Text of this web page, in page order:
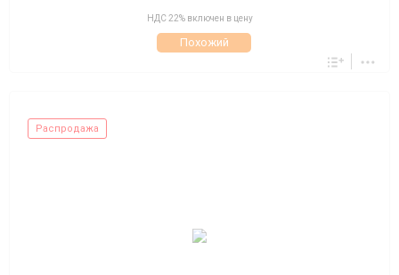
НДС 22% включен в цену
Похожий
Распродажа